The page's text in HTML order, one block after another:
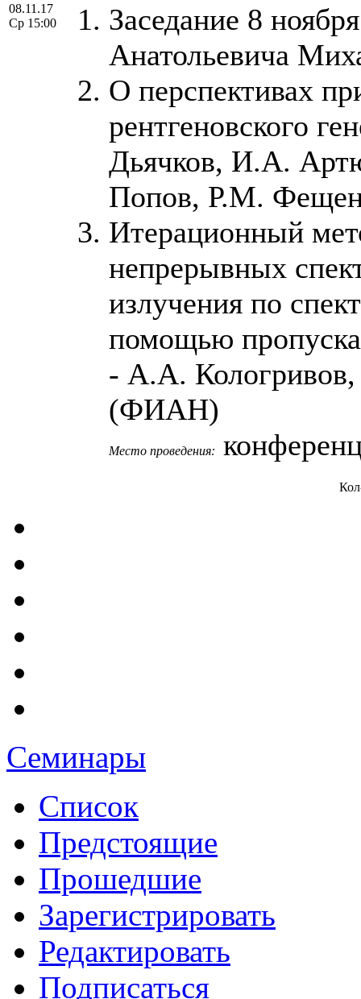
08.11.17
Ср 15:00
Заседание 8
Анатольевича
О перспективах
рентгеновского
Дьячков, И.А.
Попов, Р.М.
Итерационный
непрерывных
излучения по
помощью
- А.А.
(ФИАН)
Место проведения:
Семинары
Список
Предстоящие
Прошедшие
Зарегистрировать
Редактировать
Подписаться